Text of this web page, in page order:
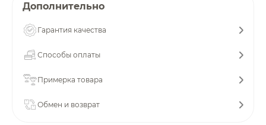
Дополнительно
Гарантия качества
Способы оплаты
Примерка товара
Обмен и возврат
недели
8 800 302-02-51